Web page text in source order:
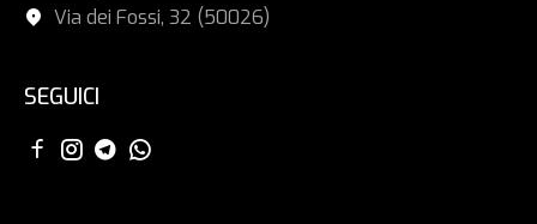
Via dei Fossi, 32 (50026)
SEGUICI